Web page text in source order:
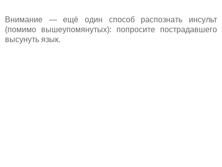
Внимание — ещё один способ распознать инсульт
(помимо вышеупомянутых): попросите пострадавшего
высунуть язык.